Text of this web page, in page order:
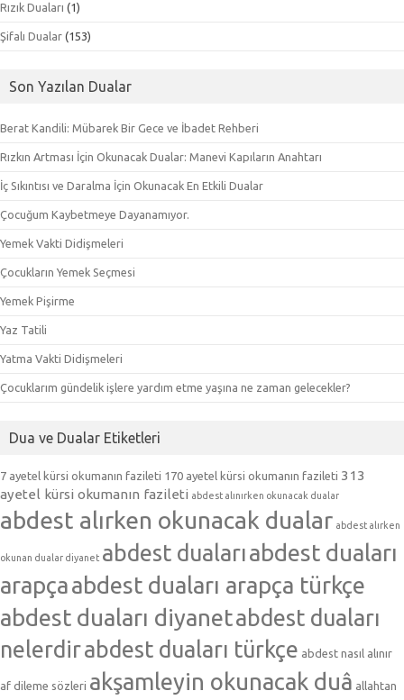
Rızık Duaları (1)
Şifalı Dualar (153)
Son Yazılan Dualar
Berat Kandili: Mübarek Bir Gece ve İbadet Rehberi
Rızkın Artması İçin Okunacak Dualar: Manevi Kapıların Anahtarı
İç Sıkıntısı ve Daralma İçin Okunacak En Etkili Dualar
Çocuğum Kaybetmeye Dayanamıyor.
Yemek Vakti Didişmeleri
Çocukların Yemek Seçmesi
Yemek Pişirme
Yaz Tatili
Yatma Vakti Didişmeleri
Çocuklarım gündelik işlere yardım etme yaşına ne zaman gelecekler?
Dua ve Dualar Etiketleri
7 ayetel kürsi okumanın fazileti 170 ayetel kürsi okumanın fazileti 313
ayetel kürsi okumanın fazileti abdest alınırken okunacak dualar
abdest alırken okunacak dualar abdest alırken
okunan dualar diyanet abdest dualarıabdest duaları
arapçaabdest duaları arapça türkçe
abdest duaları diyanetabdest duaları
nelerdirabdest duaları türkçe abdest nasıl alınır
af dileme sözleri akşamleyin okunacak duâ allahtan